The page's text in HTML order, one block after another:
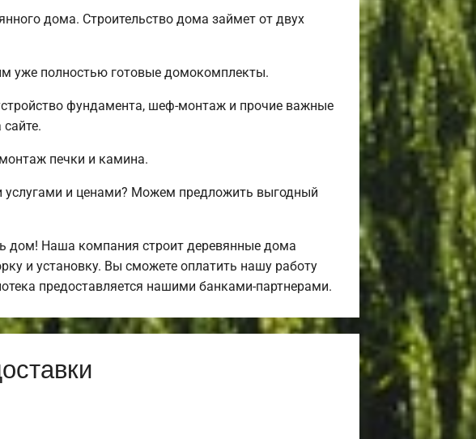
дома. Строительство дома займет от двух
уже полностью готовые домокомплекты.
фундамента, шеф-монтаж и прочие важные
печки и камина.
и ценами? Можем предложить выгодный
дом! Наша компания строит деревянные дома
и установку. Вы сможете оплатить нашу работу
предоставляется нашими банками-партнерами.